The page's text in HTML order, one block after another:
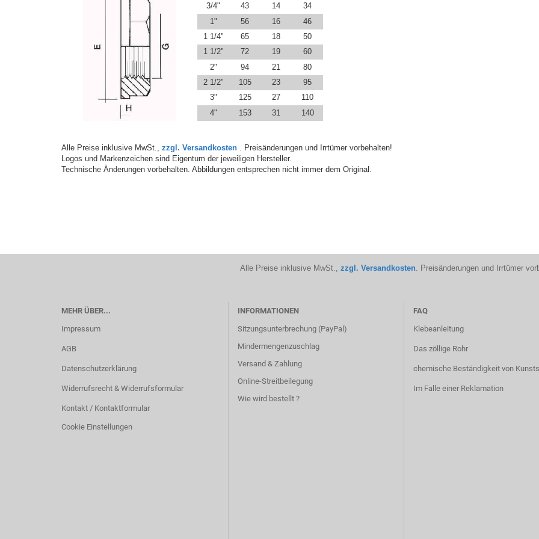
3/4"
43 14
34
1"
56 16
46
1 1/4"
65 18
50
1 1/2"
72 19
60
2"
94 21
80
2 1/2"
105 23
95
3"
125 27
110
4"
153 31 140
Alle Preise inklusive MwSt., zzgl. Versandkosten . Preisänderungen und Irrtümer vorbehalten!
Logos und Markenzeichen sind Eigentum der jeweiligen Hersteller.
Technische Änderungen vorbehalten. Abbildungen entsprechen nicht immer dem Original.
Alle Preise inklusive MwSt., zzgl. Versandkosten. Preisänderungen und Irrtümer
MEHR ÜBER...
Impressum
AGB
Datenschutzerklärung
Widerrufsrecht & Widerrufsformular
Kontakt / Kontaktformular
Cookie Einstellungen
INFORMATIONEN
Sitzungsunterbrechung (PayPal)
Mindermengenzuschlag
Versand & Zahlung
Online-Streitbeilegung
Wie wird bestellt ?
FAQ
Klebeanleitung
Das zöllige Rohr
chemische Beständigkeit von
Im Falle einer Reklamation